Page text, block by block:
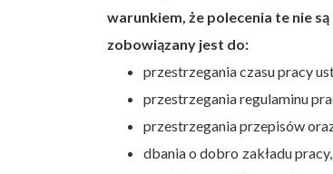
warunkiem, że polecenia te nie
zobowiązany jest do:
przestrzegania czasu pracy
przestrzegania regulaminu
przestrzegania przepisów
dbania o dobro zakładu